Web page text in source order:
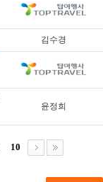
김수경
윤정희
10